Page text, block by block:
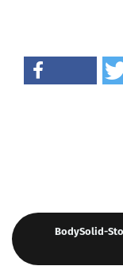
BodySolid-